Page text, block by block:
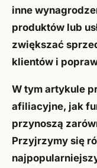
inne
produktów lub
zwiększać
klientów i
W tym artykule
afiliacyjne, jak
przynoszą
Przyjrzymy się